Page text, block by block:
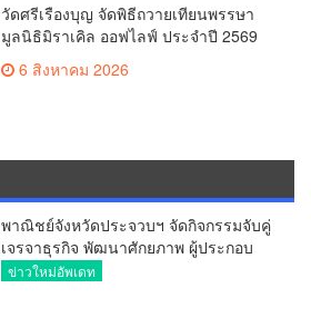
วัดศรีเรืองบุญ จัดพิธีถวายเทียนพรรษา
มูลนิธิมิราเคิล ออฟไลฟ์ ประจำปี 2569
ประธาน
6 สิงหาคม 2026
พาณิชย์จังหวัดประจวบฯ จัดกิจกรรมจับคู่
เจรจาธุรกิจ พัฒนาศักยภาพ ผู้ประกอบ
การ ขยายช่องทางการค้า สู่การค้า
ข่าวใหม่อัพเดท